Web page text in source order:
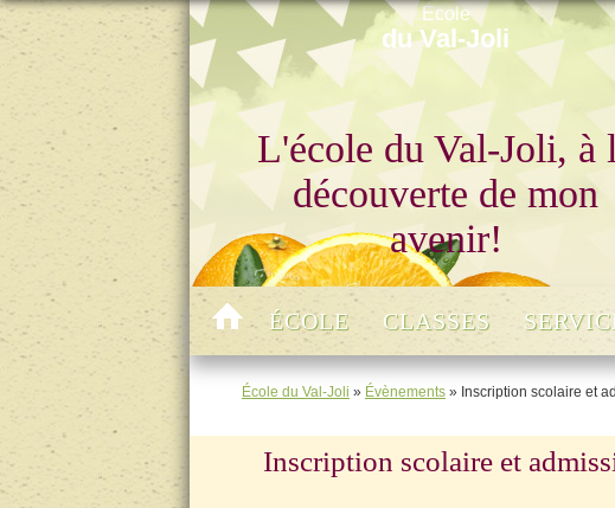
École
du Val-Joli
L'école du Val-Joli, à
découverte de mon
avenir!
ÉCOLE CLASSES
École du Val-Joli » Évènements » Inscription scolaire et
Inscription scolaire et